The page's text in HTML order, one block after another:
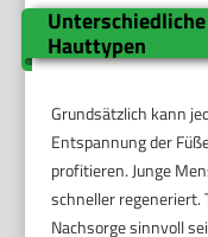
Hauttypen
Grundsätzlich kann
Entspannung der
profitieren. Junge
schneller regeneriert.
Nachsorge sinnvoll